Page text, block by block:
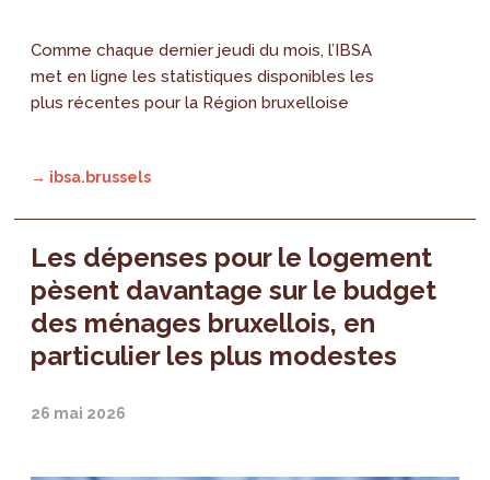
Comme chaque dernier jeudi du mois, l’IBSA
met en ligne les statistiques disponibles les
plus récentes pour la Région bruxelloise
→ ibsa.brussels
Les dépenses pour le logement
pèsent davantage sur le budget
des ménages bruxellois, en
particulier les plus modestes
26 mai 2026